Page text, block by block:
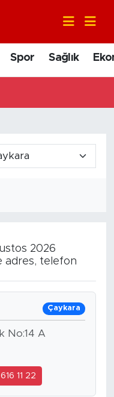
Spor Sağlık
2026
adres, telefon
Çaykara
No:14 A
11 22